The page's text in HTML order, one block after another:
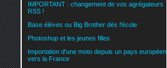
IMPORTANT : changement de vos agrégateurs
RSS !
Base élèves ou Big Brother dès l'école
Photoshop et les jeunes filles
Importation d'une moto depuis un pays européen
vers la France